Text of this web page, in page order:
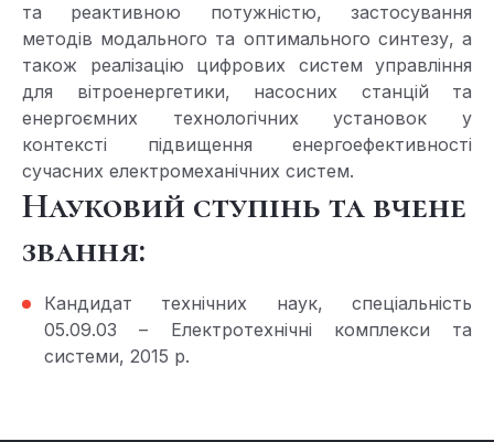
та реактивною потужністю, застосування
методів модального та оптимального синтезу, а
також реалізацію цифрових систем управління
для вітроенергетики, насосних станцій та
енергоємних технологічних установок у
контексті підвищення енергоефективності
сучасних електромеханічних систем.
Науковий ступінь та вчене
звання:
Кандидат технічних наук, спеціальність
05.09.03 – Електротехнічні комплекси та
системи, 2015 р.